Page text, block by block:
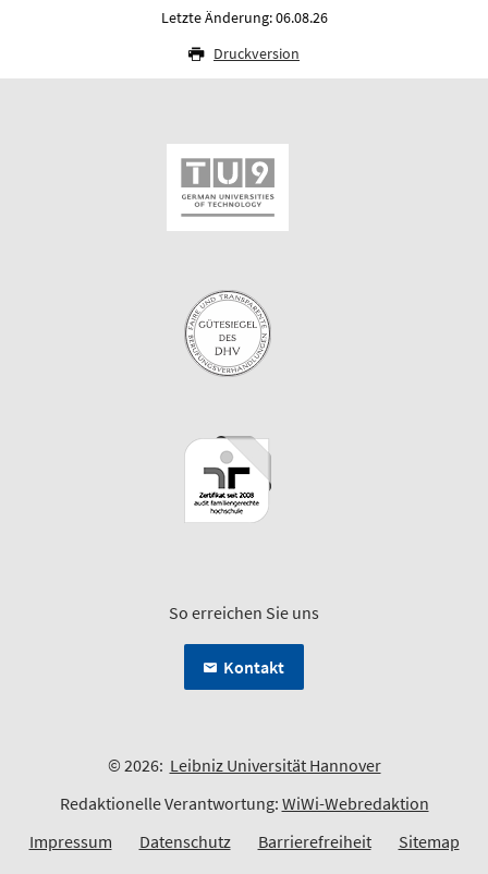
Letzte Änderung: 06.08.26
Druckversion
So erreichen Sie uns
Kontakt
© 2026: Leibniz Universität Hannover
Redaktionelle Verantwortung: WiWi-Webredaktion
Impressum
Datenschutz Barrierefreiheit Sitemap